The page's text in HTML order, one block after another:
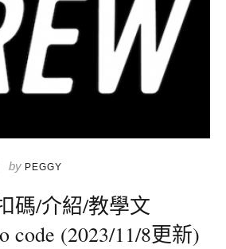
by PEGGY
碼/介紹/教學文
code (2023/11/8更新)